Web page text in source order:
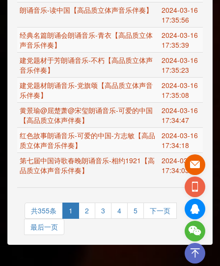
朗诵音乐-读中国【高品质立体声音乐伴奏】
2024-03-16
17:35:56
经典名篇朗诵会朗诵音乐-青衣【高品质立体
声音乐伴奏】
2024-03-16
17:35:39
建党题材于芳朗诵音乐-不朽【高品质立体声
音乐伴奏】
2024-03-16
17:35:23
建党题材朗诵音乐-党旗颂【高品质立体声音
乐伴奏】
2024-03-16
17:35:08
黄景瑜@屈楚萧@宋玺朗诵音乐-可爱的中国
【高品质立体声伴奏】
2024-03-16
17:34:47
红色故事朗诵音乐-可爱的中国-方志敏【高品
质立体声音乐伴奏】
2024-03-16
17:34:18
第七届中国诗歌春晚朗诵音乐-相约1921【高
品质立体声音乐伴奏】
2024-03-16
17:34:03
共355条 1 2 3 4 5
下一页
最后一页